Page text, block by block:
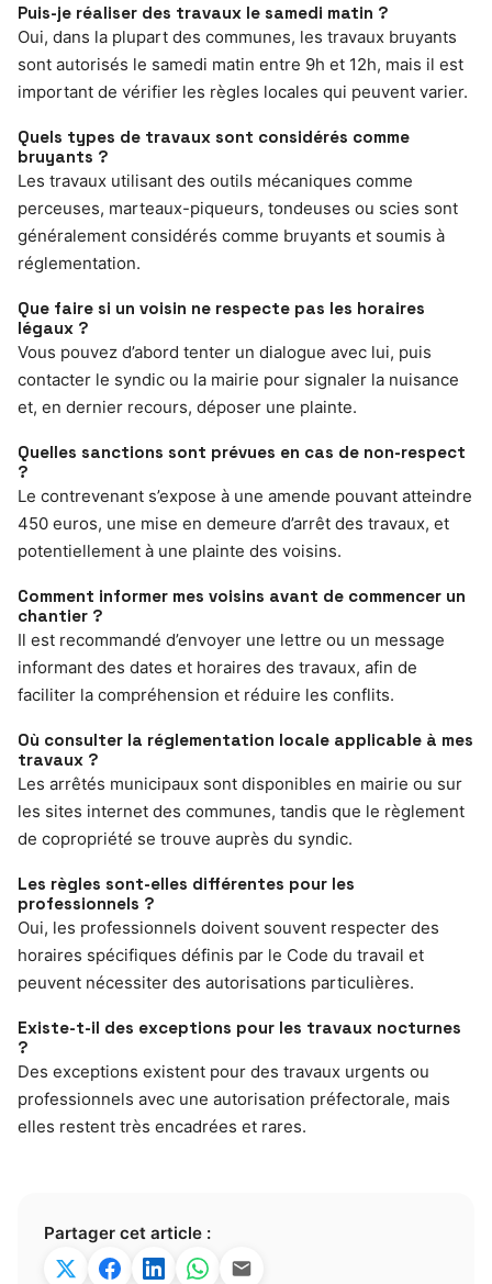
Puis-je réaliser des travaux le samedi matin ?
Oui, dans la plupart des communes, les travaux bruyants
sont autorisés le samedi matin entre 9h et 12h, mais il est
important de vérifier les règles locales qui peuvent varier.
Quels types de travaux sont considérés comme
bruyants ?
Les travaux utilisant des outils mécaniques comme
perceuses, marteaux-piqueurs, tondeuses ou scies sont
généralement considérés comme bruyants et soumis à
réglementation.
Que faire si un voisin ne respecte pas les horaires
légaux ?
Vous pouvez d’abord tenter un dialogue avec lui, puis
contacter le syndic ou la mairie pour signaler la nuisance
et, en dernier recours, déposer une plainte.
Quelles sanctions sont prévues en cas de non-respect
?
Le contrevenant s’expose à une amende pouvant atteindre
450 euros, une mise en demeure d’arrêt des travaux, et
potentiellement à une plainte des voisins.
Comment informer mes voisins avant de commencer un
chantier ?
Il est recommandé d’envoyer une lettre ou un message
informant des dates et horaires des travaux, afin de
faciliter la compréhension et réduire les conflits.
Où consulter la réglementation locale applicable à mes
travaux ?
Les arrêtés municipaux sont disponibles en mairie ou sur
les sites internet des communes, tandis que le règlement
de copropriété se trouve auprès du syndic.
Les règles sont-elles différentes pour les
professionnels ?
Oui, les professionnels doivent souvent respecter des
horaires spécifiques définis par le Code du travail et
peuvent nécessiter des autorisations particulières.
Existe-t-il des exceptions pour les travaux nocturnes
?
Des exceptions existent pour des travaux urgents ou
professionnels avec une autorisation préfectorale, mais
elles restent très encadrées et rares.
Partager cet article :